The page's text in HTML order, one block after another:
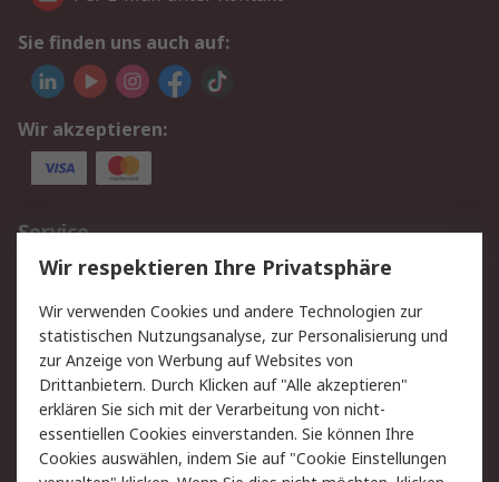
Sie finden uns auch auf:
Wir akzeptieren:
Service
Value Added Services
Lieferlösungen
Rücksendungen
Kontakt
Hilfe
Rechtliches
AGB
Datenschutz
Cookie-Richtlinie
Zahlungsbedingungen
Wir respektieren Ihre Privatsphäre
Wir verwenden Cookies und andere Technologien zur
statistischen Nutzungsanalyse, zur Personalisierung und
zur Anzeige von Werbung auf Websites von
Drittanbietern. Durch Klicken auf "Alle akzeptieren"
erklären Sie sich mit der Verarbeitung von nicht-
essentiellen Cookies einverstanden. Sie können Ihre
Cookies auswählen, indem Sie auf "Cookie Einstellungen